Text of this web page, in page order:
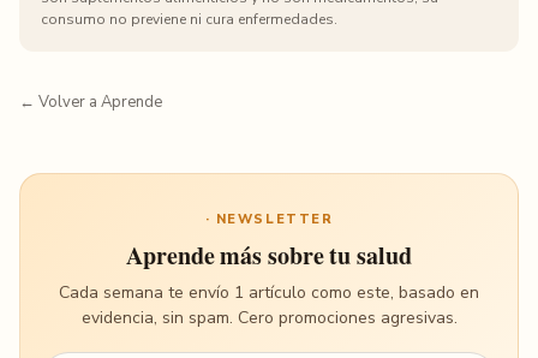
consumo no previene ni cura enfermedades.
← Volver a Aprende
· NEWSLETTER
Aprende más sobre tu salud
Cada semana te envío 1 artículo como este, basado en
evidencia, sin spam. Cero promociones agresivas.